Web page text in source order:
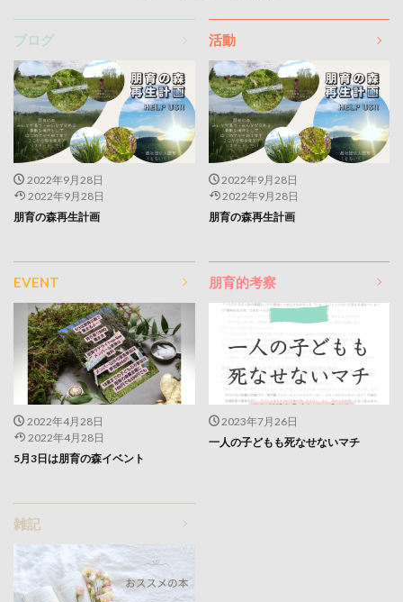
ブログ
2022年9月28日
2022年9月28日
朋育の森再生計画
活動
2022年9月28日
2022年9月28日
朋育の森再生計画
EVENT
2022年4月28日
2022年4月28日
5月3日は朋育の森イベント
朋育的考察
2023年7月26日
一人の子どもも死なせないマチ
雑記